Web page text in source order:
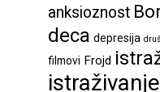
anksioznost
deca depresija
filmovi Frojd
istraživanje